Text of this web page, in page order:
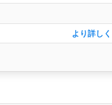
より詳しく